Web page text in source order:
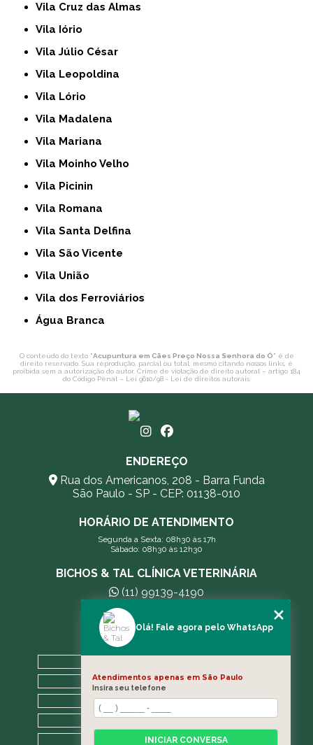
Vila Cruz das Almas
Vila Iório
Vila Júlio César
Vila Leopoldina
Vila Lório
Vila Madalena
Vila Mariana
Vila Moinho Velho
Vila Picinin
Vila Romana
Vila Santa Delfina
Vila São Vicente
Vila União
Vila dos Ferroviários
Água Branca
O conteúdo do texto "Acupuntura em Cães Preço Nossa Senhora do Ó" é de
direito reservado. Sua reprodução, parcial ou total, mesmo citando nossos links, é
proibida sem a autorização do autor. Crime de violação de direito autoral – artigo 184
do Código Penal – Lei 9610/98 - Lei de direitos autorais.
ENDEREÇO
Rua dos Americanos, 208 - Barra Funda
São Paulo - SP - CEP: 01138-010
HORÁRIO DE ATENDIMENTO
Segunda a Sexta: 08h30 às 17h
Sábado: 08h30 às 12h30
BICHOS & TAL CLÍNICA VETERINÁRIA
(11) 99139-4190
andreleecitti5@gmail.com
A CLÍNICA
BLOG
CONTATO
CATEGORIAS
Olá! Fale agora pelo WhatsApp
Atendimentos apenas em São Paulo
Insira seu telefone
INICIAR CONVERSA